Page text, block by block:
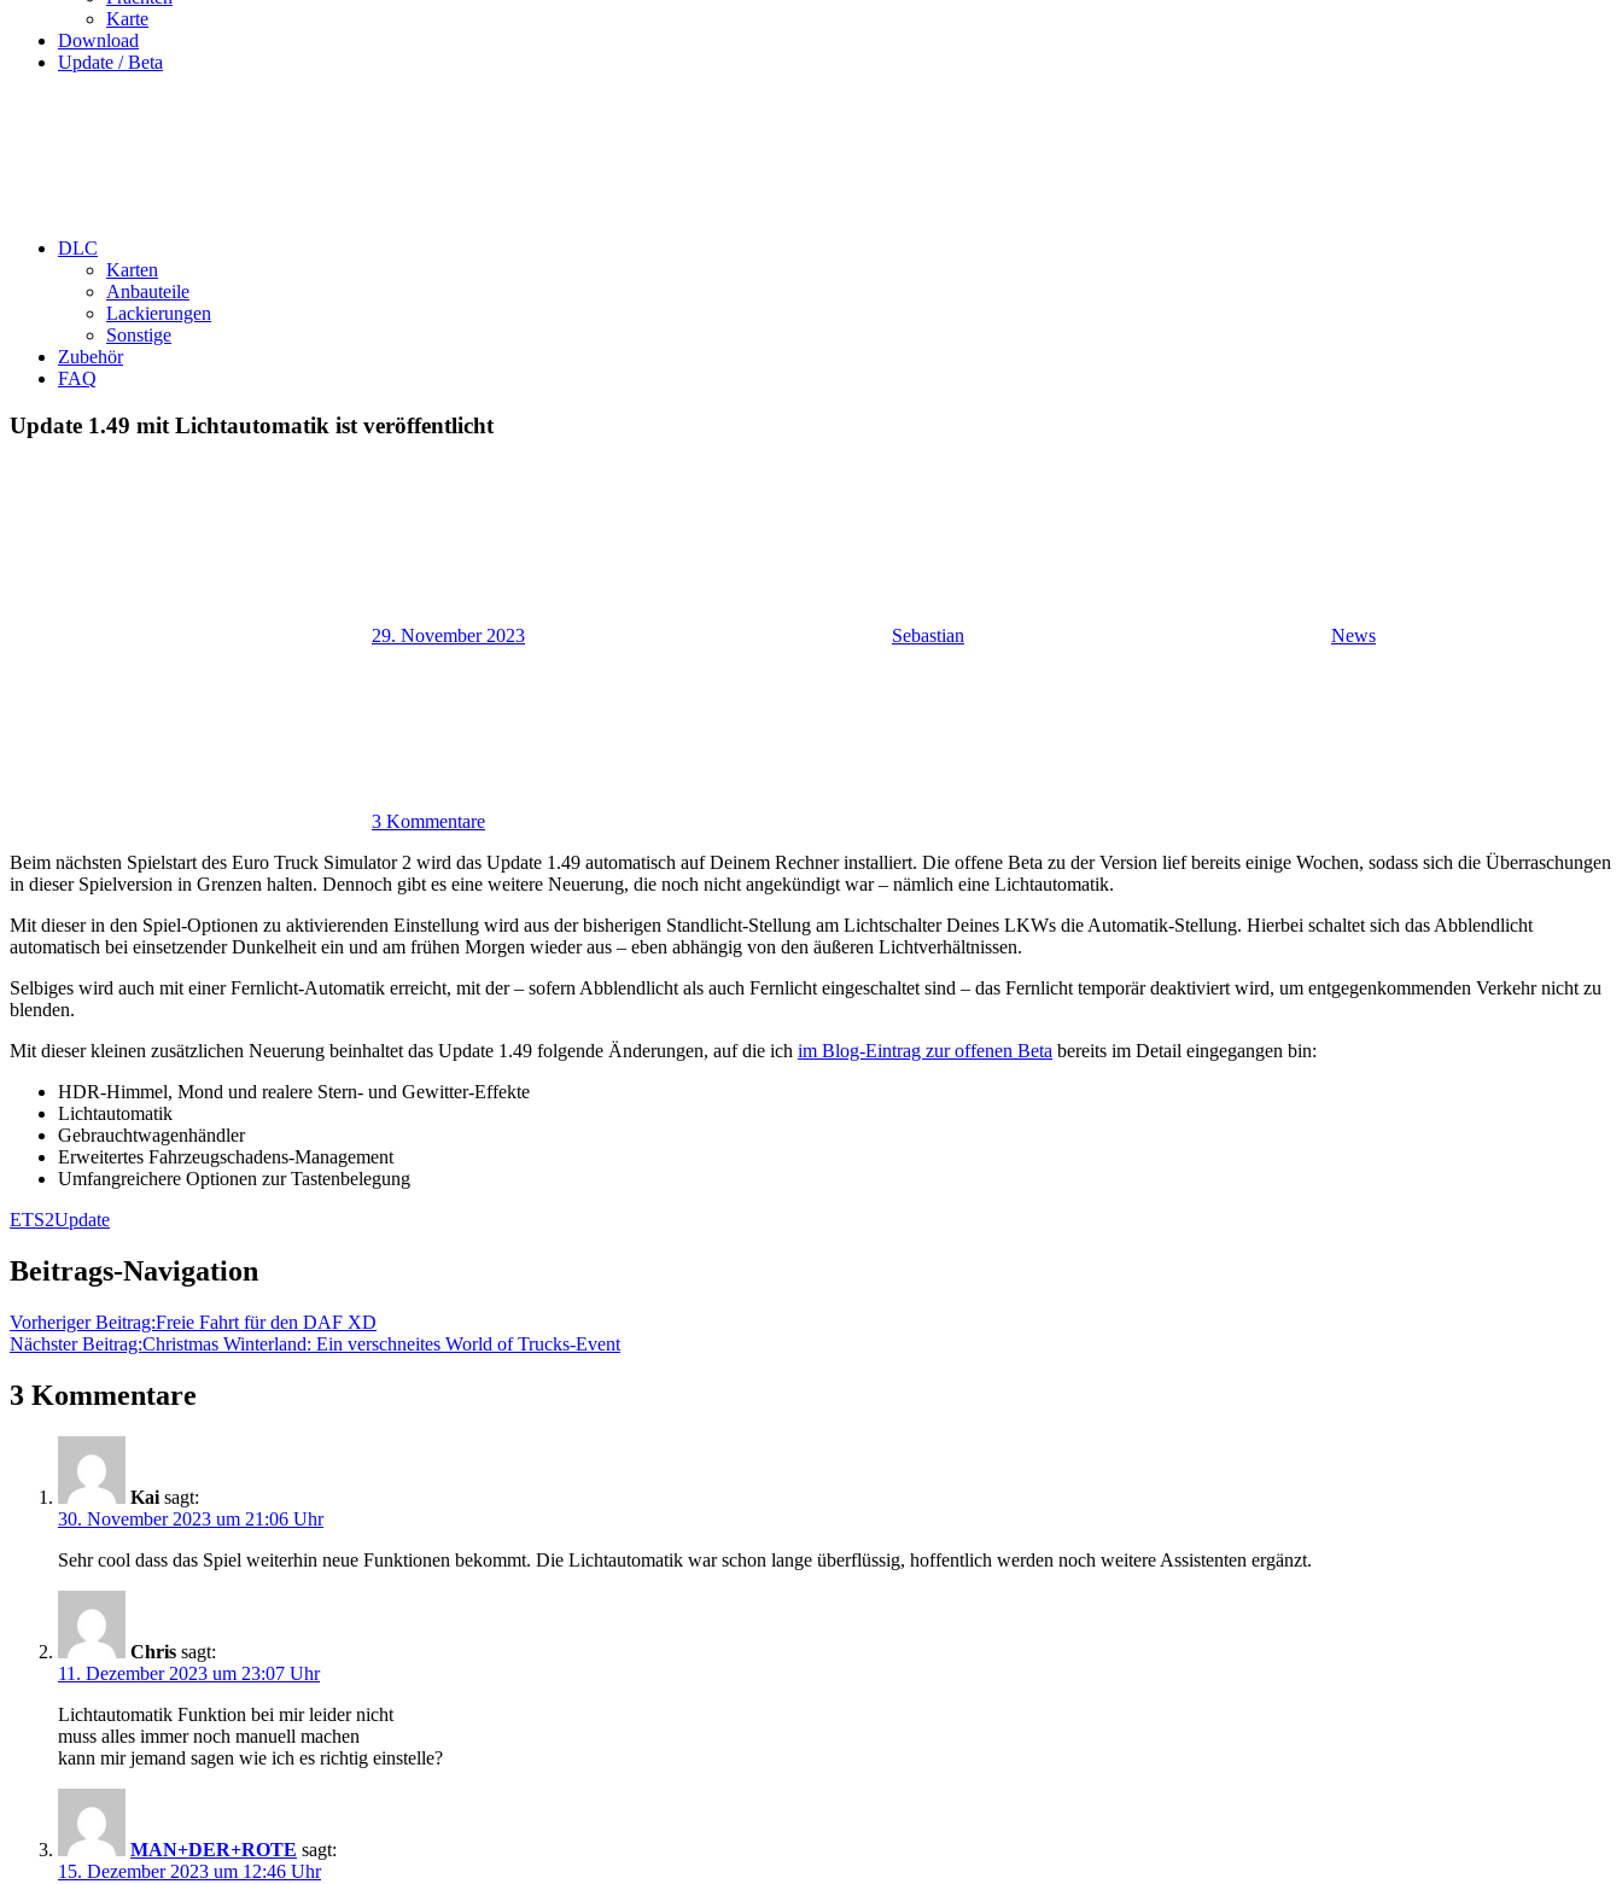
Karte
Download
Update / Beta
DLC
Karten
Anbauteile
Lackierungen
Sonstige
Zubehör
FAQ
Update 1.49 mit Lichtautomatik ist veröffentlicht
29. November 2023 Sebastian News
3 Kommentare
Beim nächsten Spielstart des Euro Truck Simulator 2 wird das Update 1.49 automatisch auf Deinem Rechner installiert. Die offene Beta zu der Version lief bereits einige Wochen, sodass sich die Überraschungen
in dieser Spielversion in Grenzen halten. Dennoch gibt es eine weitere Neuerung, die noch nicht angekündigt war – nämlich eine Lichtautomatik.
Mit dieser in den Spiel-Optionen zu aktivierenden Einstellung wird aus der bisherigen Standlicht-Stellung am Lichtschalter Deines LKWs die Automatik-Stellung. Hierbei schaltet sich das Abblendlicht
automatisch bei einsetzender Dunkelheit ein und am frühen Morgen wieder aus – eben abhängig von den äußeren Lichtverhältnissen.
Selbiges wird auch mit einer Fernlicht-Automatik erreicht, mit der – sofern Abblendlicht als auch Fernlicht eingeschaltet sind – das Fernlicht temporär deaktiviert wird, um entgegenkommenden Verkehr nicht zu
blenden.
Mit dieser kleinen zusätzlichen Neuerung beinhaltet das Update 1.49 folgende Änderungen, auf die ich im Blog-Eintrag zur offenen Beta bereits im Detail eingegangen bin:
HDR-Himmel, Mond und realere Stern- und Gewitter-Effekte
Lichtautomatik
Gebrauchtwagenhändler
Erweitertes Fahrzeugschadens-Management
Umfangreichere Optionen zur Tastenbelegung
ETS2Update
Beitrags-Navigation
Vorheriger Beitrag:Freie Fahrt für den DAF XD
Nächster Beitrag:Christmas Winterland: Ein verschneites World of Trucks-Event
3 Kommentare
Kai sagt:
30. November 2023 um 21:06 Uhr
Sehr cool dass das Spiel weiterhin neue Funktionen bekommt. Die Lichtautomatik war schon lange überflüssig, hoffentlich werden noch weitere Assistenten ergänzt.
Chris sagt:
11. Dezember 2023 um 23:07 Uhr
Lichtautomatik Funktion bei mir leider nicht
muss alles immer noch manuell machen
kann mir jemand sagen wie ich es richtig einstelle?
MAN+DER+ROTE sagt:
15. Dezember 2023 um 12:46 Uhr